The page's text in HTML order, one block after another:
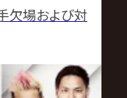
欠場および対